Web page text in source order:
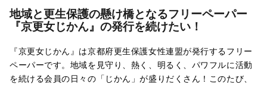
地域と更生保護の懸け橋となるフリーペーパー
『京更女じかん』の発行を続けたい！
『京更女じかん』は京都府更生保護女性連盟が発行するフリー
ペーパーです。地域を見守り、熱く、明るく、パワフルに活動
を続ける会員の日々の「じかん」が盛りだくさん！このたび、